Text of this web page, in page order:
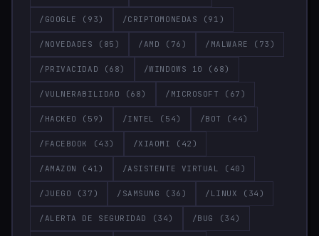
/GOOGLE (93) /CRIPTOMONEDAS (91)
/NOVEDADES (85) /AMD (76) /MALWARE (73)
/PRIVACIDAD (68) /WINDOWS 10 (68)
/VULNERABILIDAD (68) /MICROSOFT (67)
/HACKEO (59) /INTEL (54) /BOT (44)
/FACEBOOK (43) /XIAOMI (42)
/AMAZON (41) /ASISTENTE VIRTUAL (40)
/JUEGO (37) /SAMSUNG (36) /LINUX (34)
/ALERTA DE SEGURIDAD (34) /BUG (34)